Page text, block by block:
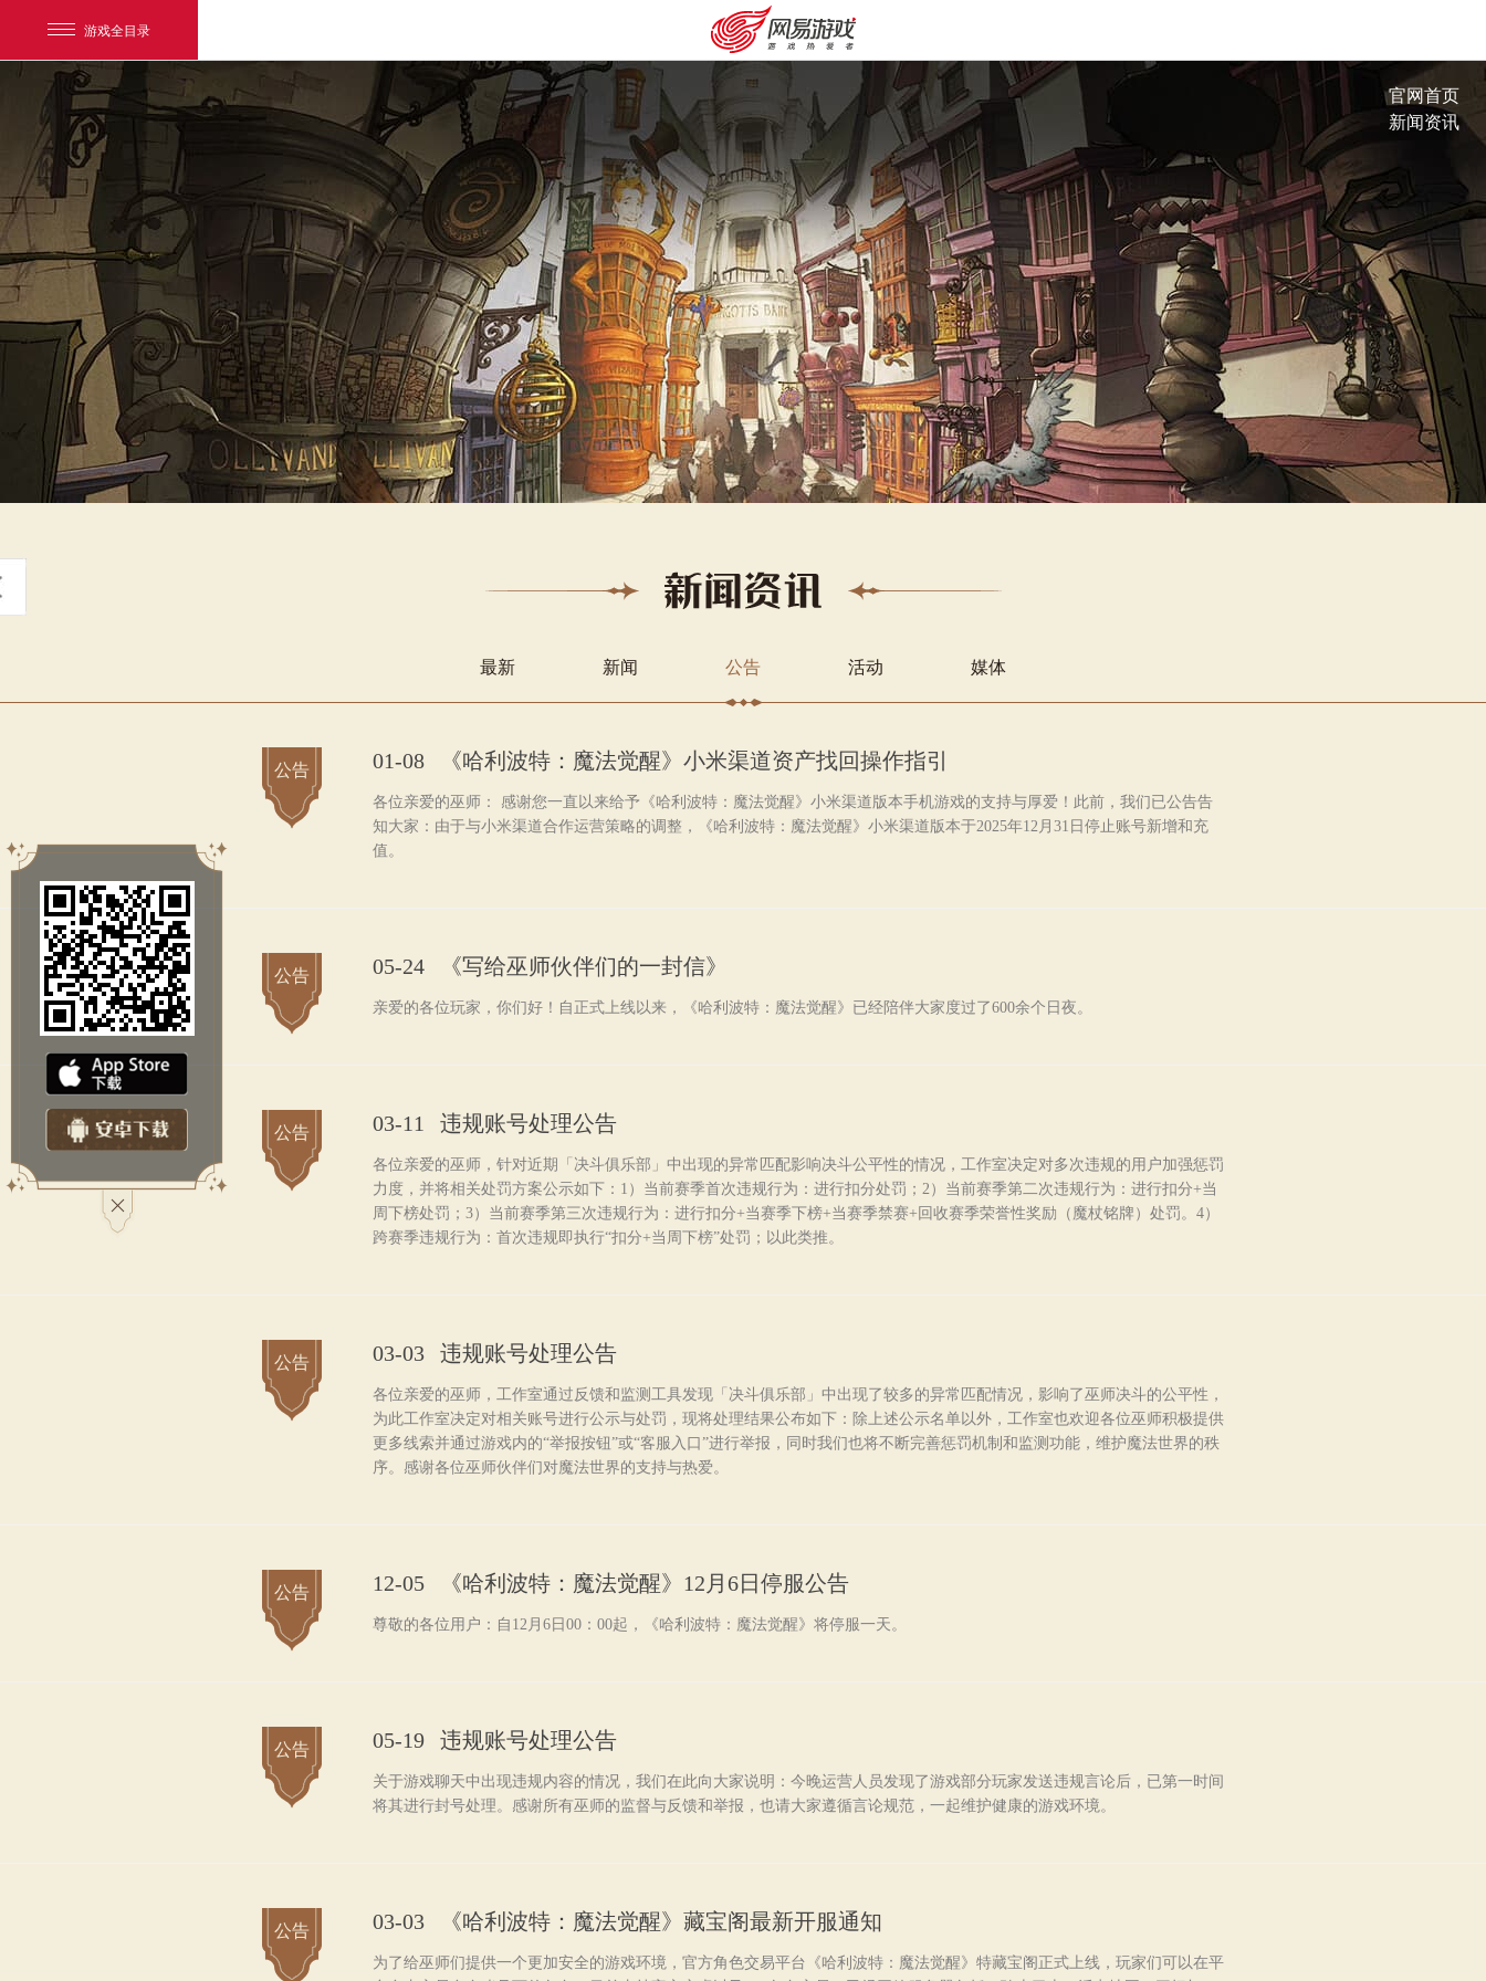
游戏全目录
网易游戏
游戏爱好者
我的足迹： 哈利波特：魔法觉醒
安卓充值 客服中心
官网首页
新闻资讯
最新 新闻 公告 活动 媒体
公告 01-08 《哈利波特：魔法觉醒》小米渠道资产找回操作指引
各位亲爱的巫师： 感谢您一直以来给予《哈利波特：魔法觉醒》小米渠道版本手机游戏的支持与厚爱！此前，我们已公告告
知大家：由于与小米渠道合作运营策略的调整，《哈利波特：魔法觉醒》小米渠道版本于2025年12月31日停止账号新增和充
值。
公告 05-24 《写给巫师伙伴们的一封信》
亲爱的各位玩家，你们好！自正式上线以来，《哈利波特：魔法觉醒》已经陪伴大家度过了600余个日夜。
公告 03-11 违规账号处理公告
各位亲爱的巫师，针对近期「决斗俱乐部」中出现的异常匹配影响决斗公平性的情况，工作室决定对多次违规的用户加强惩罚
力度，并将相关处罚方案公示如下：1）当前赛季首次违规行为：进行扣分处罚；2）当前赛季第二次违规行为：进行扣分+当
周下榜处罚；3）当前赛季第三次违规行为：进行扣分+当赛季下榜+当赛季禁赛+回收赛季荣誉性奖励（魔杖铭牌）处罚。4）
跨赛季违规行为：首次违规即执行“扣分+当周下榜”处罚；以此类推。
公告 03-03 违规账号处理公告
各位亲爱的巫师，工作室通过反馈和监测工具发现「决斗俱乐部」中出现了较多的异常匹配情况，影响了巫师决斗的公平性，
为此工作室决定对相关账号进行公示与处罚，现将处理结果公布如下：除上述公示名单以外，工作室也欢迎各位巫师积极提供
更多线索并通过游戏内的“举报按钮”或“客服入口”进行举报，同时我们也将不断完善惩罚机制和监测功能，维护魔法世界的秩
序。感谢各位巫师伙伴们对魔法世界的支持与热爱。
公告 12-05 《哈利波特：魔法觉醒》12月6日停服公告
尊敬的各位用户：自12月6日00：00起，《哈利波特：魔法觉醒》将停服一天。
公告 05-19 违规账号处理公告
关于游戏聊天中出现违规内容的情况，我们在此向大家说明：今晚运营人员发现了游戏部分玩家发送违规言论后，已第一时间
将其进行封号处理。感谢所有巫师的监督与反馈和举报，也请大家遵循言论规范，一起维护健康的游戏环境。
公告 03-03 《哈利波特：魔法觉醒》藏宝阁最新开服通知
为了给巫师们提供一个更加安全的游戏环境，官方角色交易平台《哈利波特：魔法觉醒》特藏宝阁正式上线，玩家们可以在平